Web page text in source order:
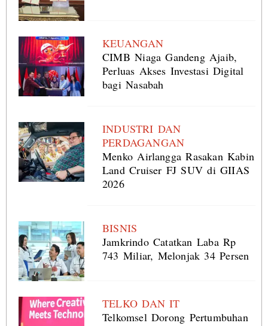
KEUANGAN
CIMB Niaga Gandeng Ajaib,
Perluas Akses Investasi Digital
bagi Nasabah
INDUSTRI DAN
PERDAGANGAN
Menko Airlangga Rasakan Kabin
Land Cruiser FJ SUV di GIIAS
2026
BISNIS
Jamkrindo Catatkan Laba Rp
743 Miliar, Melonjak 34 Persen
TELKO DAN IT
Telkomsel Dorong Pertumbuhan